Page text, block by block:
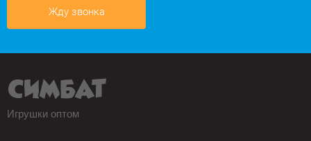
Жду звонка
Игрушки оптом